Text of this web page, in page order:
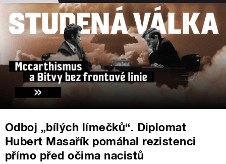
Odboj „bílých límečků“. Diplomat
Hubert Masařík pomáhal rezistenci
přímo před očima nacistů